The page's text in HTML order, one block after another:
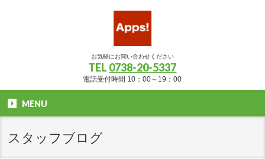
お気軽にお問い合わせください
TEL 0738-20-5337
電話受付時間 10：00～19：00
MENU
スタッフブログ